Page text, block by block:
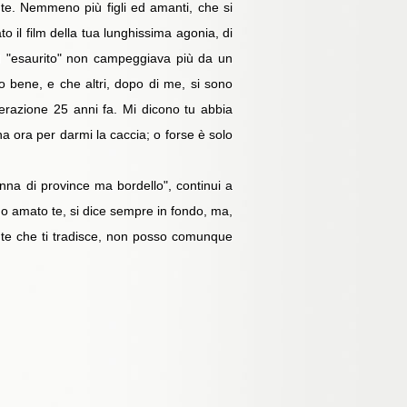
Nemmeno più figli ed amanti, che si
il film della tua lunghissima agonia, di
non campeggiava più da un
bene, e che altri, dopo di me, si sono
25 anni fa. Mi dicono tu abbia
ora per darmi la caccia; o forse è solo
di province ma bordello", continui a
amato te, si dice sempre in fondo, ma,
che ti tradisce, non posso comunque